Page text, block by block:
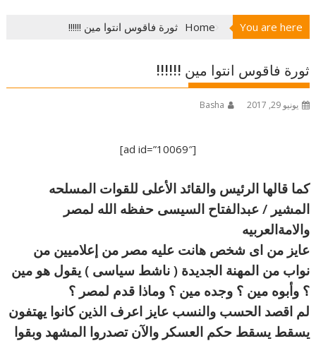
You are here
Home ثورة فاقوس انتوا مين !!!!!!
ثورة فاقوس انتوا مين !!!!!!
يونيو 29, 2017 Basha
[ad id=”10069″]
كما قالها الرئيس والقائد الأعلى للقوات المسلحه
المشير / عبدالفتاح السيسى حفظه الله لمصر
والامةالعربيه
عايز من اى شخص هانت عليه مصر من إعلاميين من
نواب من المهنة الجديدة ( ناشط سياسى ) يقول هو مين
؟ وأبوه مين ؟ وجده مين ؟ وماذا قدم لمصر ؟
لم اقصد الحسب والنسب عايز اعرف الذين كانوا يهتفون
يسقط يسقط حكم العسكر والآن تصدروا المشهد وبقوا